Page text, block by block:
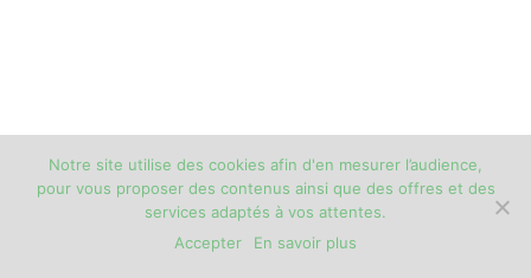
Notre site utilise des cookies afin d'en mesurer l’audience,
pour vous proposer des contenus ainsi que des offres et des
services adaptés à vos attentes.
Accepter
En savoir plus